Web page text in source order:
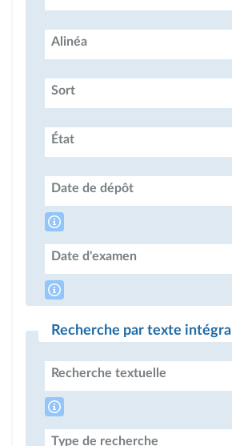
Alinéa
Sort
État
Date de dépôt
Date d'examen
Recherche par texte intégral
Recherche textuelle
Type de recherche